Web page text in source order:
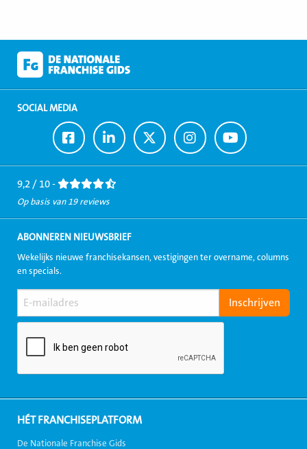
SOCIAL MEDIA
Ga
naar
Facebook
Ga
naar
LinkedIn
Ga
naar
Twitter
Ga
naar
Instagram
Ga
naar
Youtube
9,2 / 10 -
Op basis van 19 reviews
ABONNEREN NIEUWSBRIEF
Wekelijks nieuwe franchisekansen, vestigingen ter overname, columns
en specials.
HÉT FRANCHISEPLATFORM
De Nationale Franchise Gids